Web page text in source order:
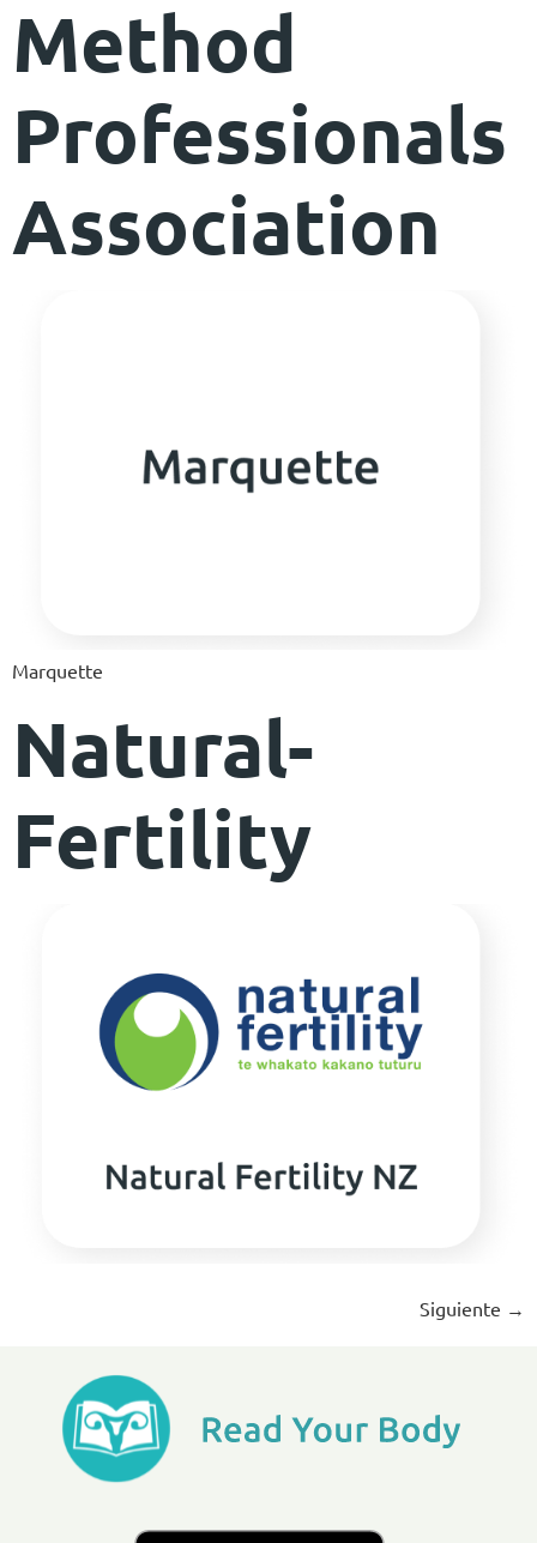
Method
Professionals
Association
Marquette
Natural-
Fertility
Siguiente →